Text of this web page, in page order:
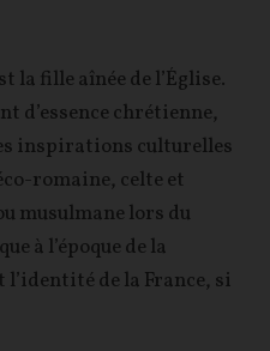
la fille aînée de l’Église.
d’essence chrétienne,
inspirations culturelles
romaine, celte et
musulmane lors du
à l’époque de la
l’identité de la France, si